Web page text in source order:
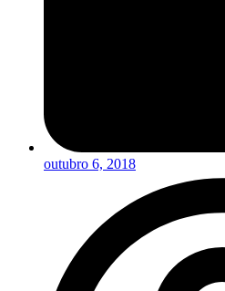
outubro 6, 2018